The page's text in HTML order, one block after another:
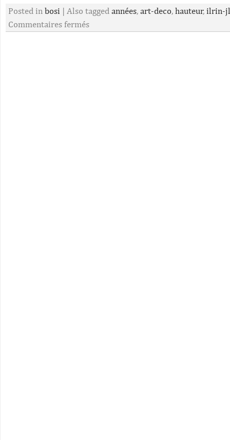
Posted in bosi | Also tagged années, art-deco, hauteur, ilrin-
Commentaires fermés